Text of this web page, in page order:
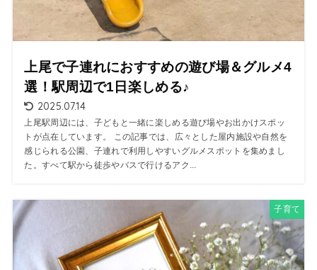
上尾で子連れにおすすめの遊び場＆グルメ4
選！駅周辺で1日楽しめる♪
2025.07.14
上尾駅周辺には、子どもと一緒に楽しめる遊び場やお出かけスポッ
トが点在しています。 この記事では、広々とした屋内施設や自然を
感じられる公園、子連れで利用しやすいグルメスポットを集めまし
た。すべて駅から徒歩やバスで行けるアク...
子育て